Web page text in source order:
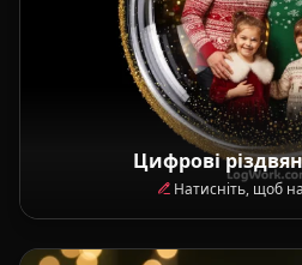
Цифрові
Натисніть, щоб